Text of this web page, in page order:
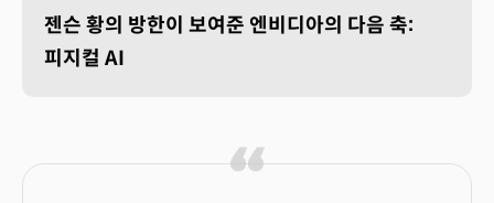
젠슨 황의 방한이 보여준 엔비디아의 다음 축:
피지컬 AI